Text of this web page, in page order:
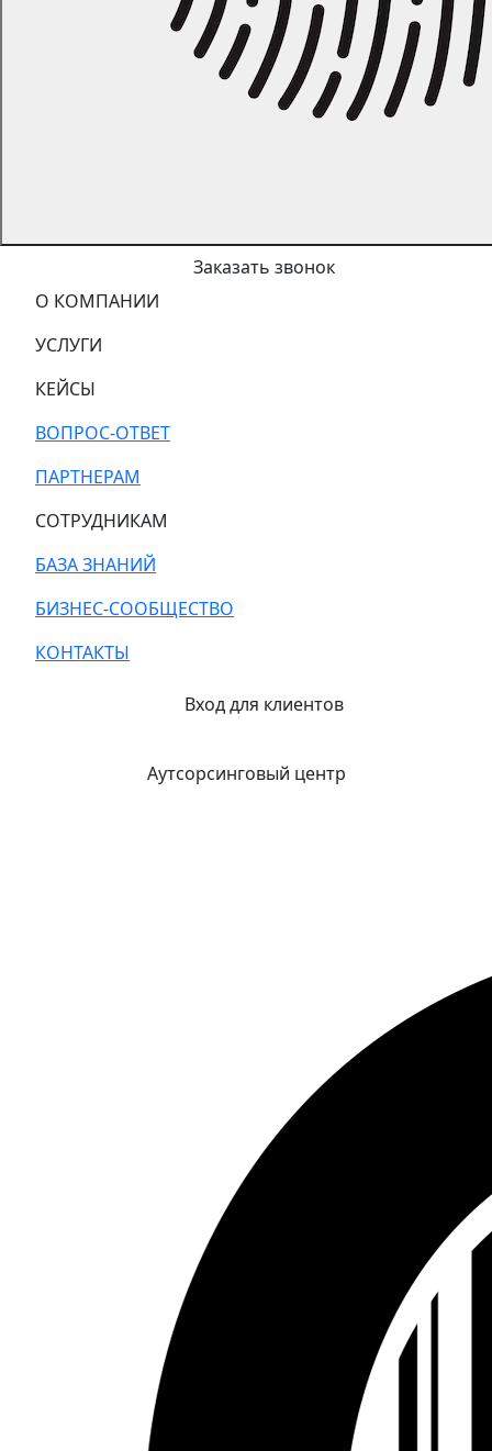
Заказать звонок
О КОМПАНИИ
УСЛУГИ
КЕЙСЫ
ВОПРОС-ОТВЕТ
ПАРТНЕРАМ
СОТРУДНИКАМ
БАЗА ЗНАНИЙ
БИЗНЕС-СООБЩЕСТВО
КОНТАКТЫ
Вход для клиентов
Аутсорсинговый центр